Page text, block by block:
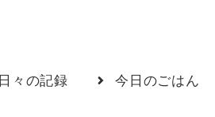
日々の記録 今日のごはん